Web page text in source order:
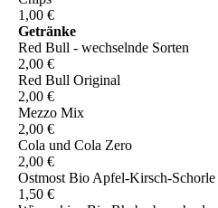
1,00 €
Getränke
Red Bull - wechselnde Sorten
2,00 €
Red Bull Original
2,00 €
Mezzo Mix
2,00 €
Cola und Cola Zero
2,00 €
Ostmost Bio Apfel-Kirsch-Schorle
1,50 €